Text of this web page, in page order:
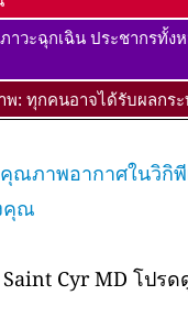
าวะฉุกเฉิน ประชากรทั้
พ: ทุกคนอาจได้รับผลก
ณภาพอากาศในวิกิพี
คุณ
Cyr MD โปร